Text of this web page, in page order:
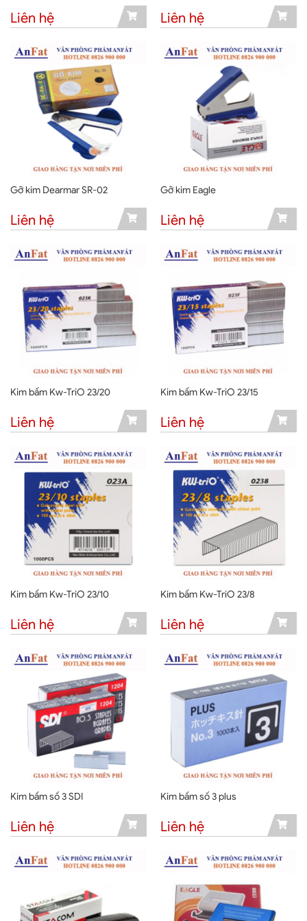
Liên hệ Liên hệ
Gỡ kim Dearmar SR-02
Liên hệ
Gỡ kim Eagle
Liên hệ
Kim bấm Kw-TriO 23/20
Liên hệ
Kim bấm Kw-TriO 23/15
Liên hệ
Kim bấm Kw-TriO 23/10
Liên hệ
Kim bấm Kw-TriO 23/8
Liên hệ
Kim bấm số 3 SDI
Liên hệ
Kim bấm số 3 plus
Liên hệ